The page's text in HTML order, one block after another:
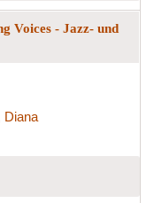
Voices - Jazz- und
Diana